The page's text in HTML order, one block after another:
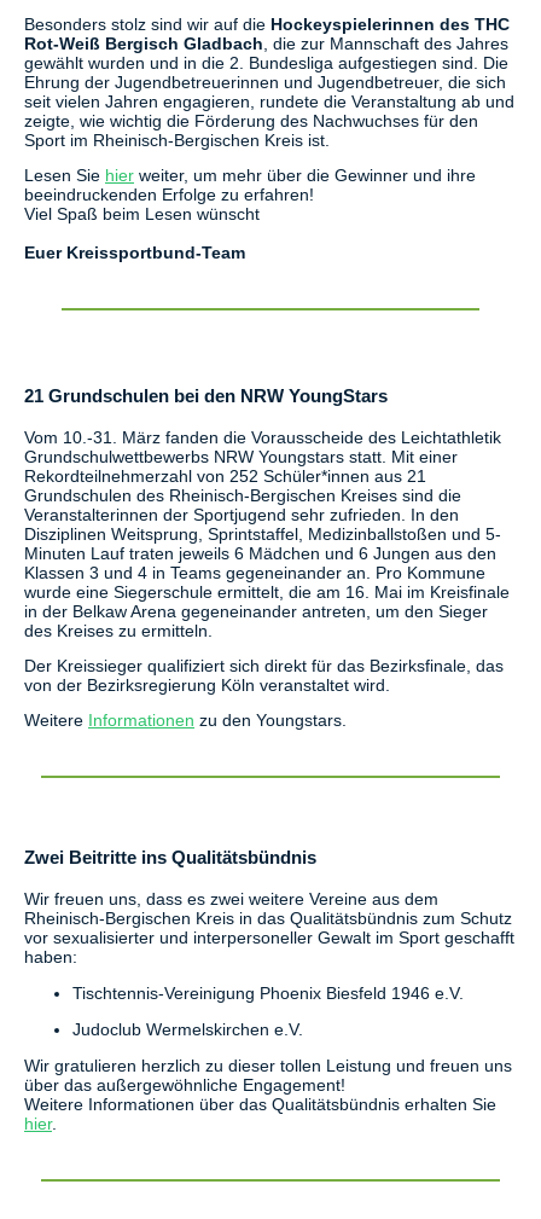
Besonders stolz sind wir auf die Hockeyspielerinnen des THC
Rot-Weiß Bergisch Gladbach , die zur Mannschaft des Jahres
gewählt wurden und in die 2. Bundesliga aufgestiegen sind. Die
Ehrung der Jugendbetreuerinnen und Jugendbetreuer, die sich
seit vielen Jahren engagieren, rundete die Veranstaltung ab und
zeigte, wie wichtig die Förderung des Nachwuchses für den
Sport im Rheinisch-Bergischen Kreis ist.
Lesen Sie hier weiter, um mehr über die Gewinner und ihre
beeindruckenden Erfolge zu erfahren!
Viel Spaß beim Lesen wünscht
Euer Kreissportbund-Team
21 Grundschulen bei den NRW YoungStars
Vom 10.-31. März fanden die Vorausscheide des Leichtathletik
Grundschulwettbewerbs NRW Youngstars statt. Mit einer
Rekordteilnehmerzahl von 252 Schüler*innen aus 21
Grundschulen des Rheinisch-Bergischen Kreises sind die
Veranstalterinnen der Sportjugend sehr zufrieden. In den
Disziplinen Weitsprung, Sprintstaffel, Medizinballstoßen und 5-
Minuten Lauf traten jeweils 6 Mädchen und 6 Jungen aus den
Klassen 3 und 4 in Teams gegeneinander an. Pro Kommune
wurde eine Siegerschule ermittelt, die am 16. Mai im Kreisfinale
in der Belkaw Arena gegeneinander antreten, um den Sieger
des Kreises zu ermitteln.
Der Kreissieger qualifiziert sich direkt für das Bezirksfinale, das
von der Bezirksregierung Köln veranstaltet wird.
Weitere Informationen zu den Youngstars.
Zwei Beitritte ins Qualitätsbündnis
Wir freuen uns, dass es zwei weitere Vereine aus dem
Rheinisch-Bergischen Kreis in das Qualitätsbündnis zum Schutz
vor sexualisierter und interpersoneller Gewalt im Sport geschafft
haben:
Tischtennis-Vereinigung Phoenix Biesfeld 1946 e.V.
Judoclub Wermelskirchen e.V.
Wir gratulieren herzlich zu dieser tollen Leistung und freuen uns
über das außergewöhnliche Engagement!
Weitere Informationen über das Qualitätsbündnis erhalten Sie
hier.